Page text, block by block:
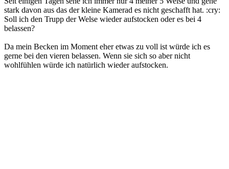
stark davon aus das der kleine Kamerad es nicht geschafft hat. :cry:
Soll ich den Trupp der Welse wieder aufstocken oder es bei 4
belassen?
Da mein Becken im Moment eher etwas zu voll ist würde ich es
gerne bei den vieren belassen. Wenn sie sich so aber nicht
wohlfühlen würde ich natürlich wieder aufstocken.